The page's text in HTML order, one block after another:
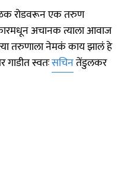
रोडवरून एक तरुण
अचानक त्याला आवाज
तरुणाला नेमकं काय झालं हे
गाडीत स्वतःसचिनतेंडुलकर